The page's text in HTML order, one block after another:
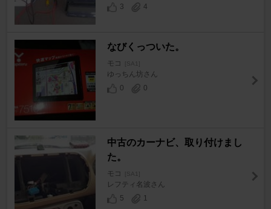
3
4
なびくっついた。
モコ [SA1]
ゆっちん坊さん
0
0
中古のカーナビ、取り付けまし
た。
モコ [SA1]
レフティ名波さん
5
1